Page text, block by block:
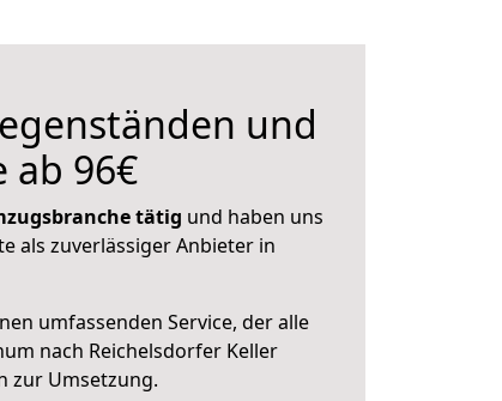
und
ab 96€
tätig und haben uns
als zuverlässiger Anbieter in
umfassenden Service, der alle
nach Reichelsdorfer Keller
zur Umsetzung.